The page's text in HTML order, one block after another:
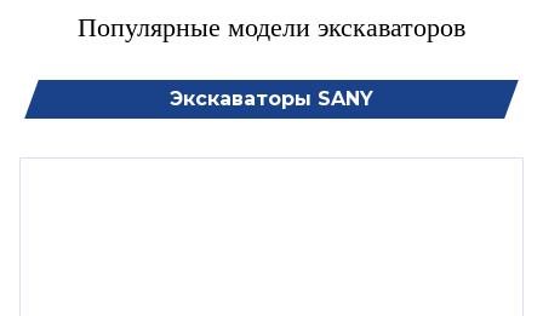
Популярные модели экскаваторов
Экскаваторы SANY